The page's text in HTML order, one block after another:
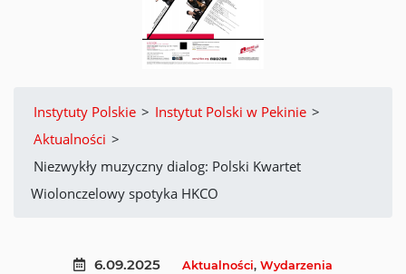
Instytuty Polskie > Instytut Polski w Pekinie >
Aktualności >
Niezwykły muzyczny dialog: Polski Kwartet
Wiolonczelowy spotyka HKCO
6.09.2025 Aktualności, Wydarzenia